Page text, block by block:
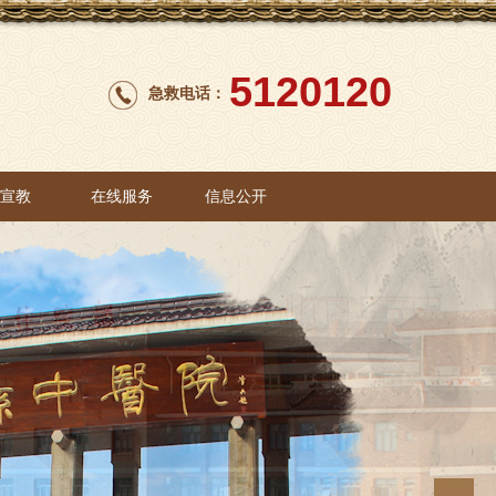
急救电话： 5120120
教
教
在线服务
在线服务
信息公开